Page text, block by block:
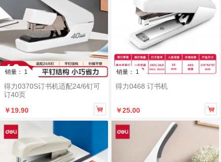
销量： 1
得力0370S订书机适配24/6钉可
订40页
￥19.90

销量： 1
得力0468 订书机
￥25.00 